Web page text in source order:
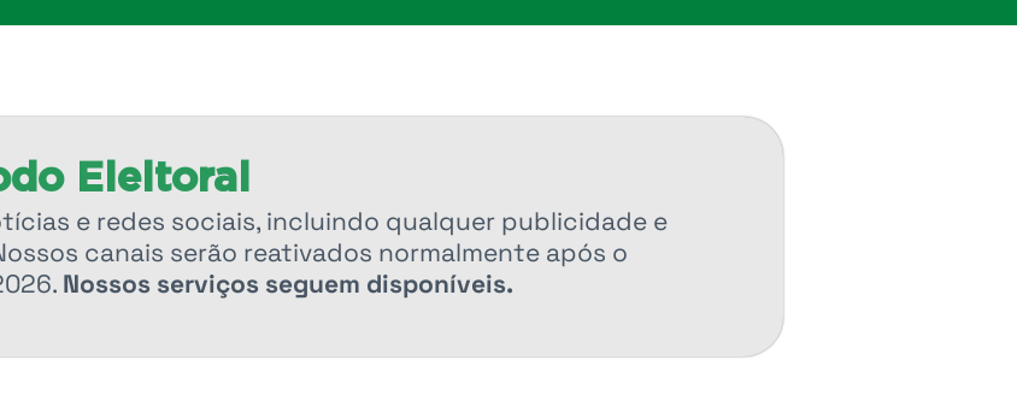
Eleitoral
e redes sociais, incluindo qualquer publicidade e
canais serão reativados normalmente após o
Nossos serviços seguem disponíveis.